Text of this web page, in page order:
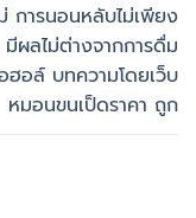
การนอนหลับไม่เพียง
ผลไม่ต่างจากการดื่ม
ฮอล์ บทความโดยเว็บ
หมอนขนเป็ดราคา ถูก